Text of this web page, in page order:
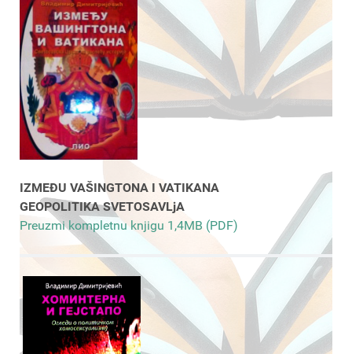
IZMEĐU VAŠINGTONA I VATIKANA
GEOPOLITIKA SVETOSAVLjA
Preuzmi kompletnu knjigu 1,4MB (PDF)